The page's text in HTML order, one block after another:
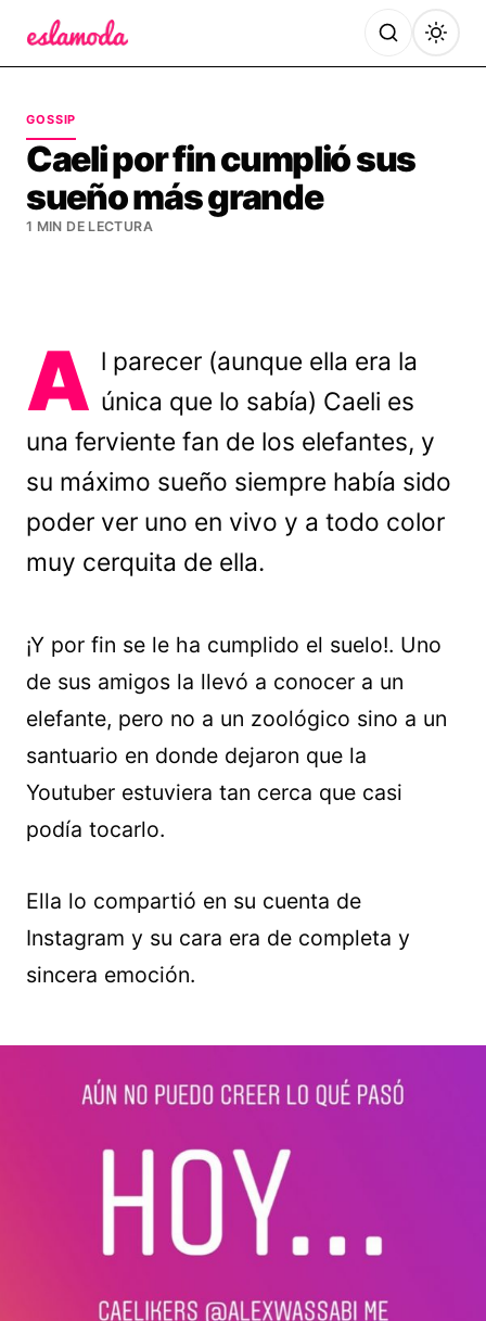
GOSSIP
Caeli por fin cumplió sus
sueño más grande
1 MIN DE LECTURA
A l parecer (aunque ella era la
única que lo sabía) Caeli es
una ferviente fan de los elefantes, y
su máximo sueño siempre había sido
poder ver uno en vivo y a todo color
muy cerquita de ella.
¡Y por fin se le ha cumplido el suelo!. Uno
de sus amigos la llevó a conocer a un
elefante, pero no a un zoológico sino a un
santuario en donde dejaron que la
Youtuber estuviera tan cerca que casi
podía tocarlo.
Ella lo compartió en su cuenta de
Instagram y su cara era de completa y
sincera emoción.